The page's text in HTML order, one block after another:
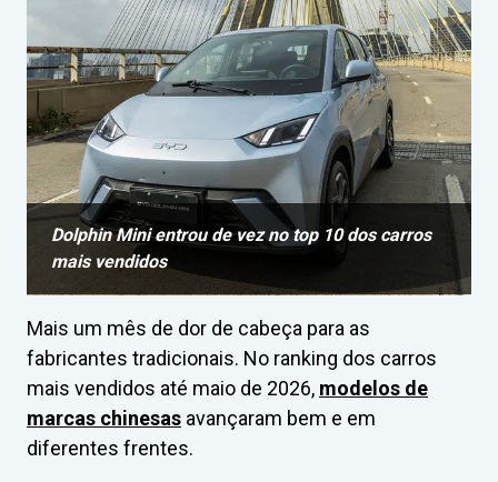
Dolphin Mini entrou de vez no top 10 dos carros
mais vendidos
Mais um mês de dor de cabeça para as
fabricantes tradicionais. No ranking dos carros
mais vendidos até maio de 2026, modelos de
marcas chinesas avançaram bem e em
diferentes frentes.